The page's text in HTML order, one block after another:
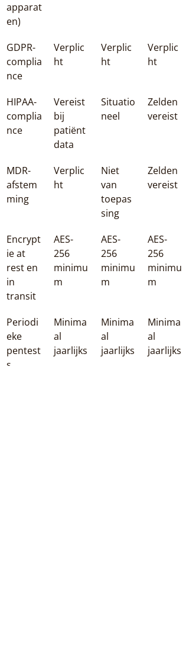
apparat
en)
GDPR-
complia
nce
Verplic
ht
Verplic
ht
Verplic
ht
HIPAA-
complia
nce
Vereist
bij
patiënt
data
Situatio
neel
Zelden
vereist
MDR-
afstem
ming
Verplic
ht
Niet
van
toepas
sing
Zelden
vereist
Encrypt
ie at
rest en
in
transit
AES-
256
minimu
m
AES-
256
minimu
m
AES-
256
minimu
m
Periodi
eke
pentest
s
Minima
al
jaarlijks
Minima
al
jaarlijks
Minima
al
jaarlijks